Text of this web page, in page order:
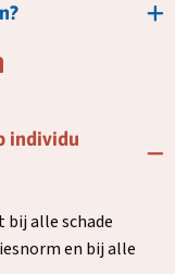
individu
alle schade
en bij alle